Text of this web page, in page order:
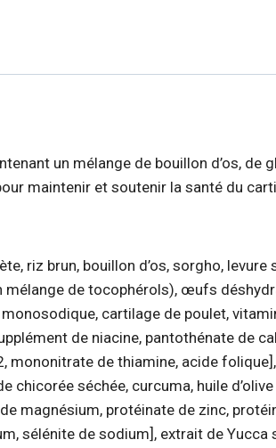
un mélange de bouillon d’os, de
maintenir et soutenir la santé du
riz brun, bouillon d’os, sorgho,
de tocophérols), œufs
cartilage de poulet,
de niacine, pantothénate de
de thiamine, acide
chicorée séchée, curcuma, huile
magnésium, protéinate de zinc,
sélénite de sodium], extrait de